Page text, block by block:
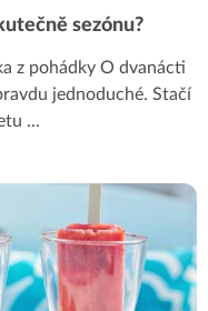
sezónu?
z pohádky O dvanácti
jednoduché. Stačí
...